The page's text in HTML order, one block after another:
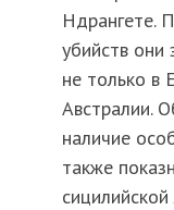
Ндрангете.
убийств они
не только в
Австралии.
наличие
также